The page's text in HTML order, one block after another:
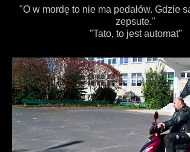
"O w mordę to nie ma pedałów. Gdzie
zepsute."
"Tato, to jest automat"